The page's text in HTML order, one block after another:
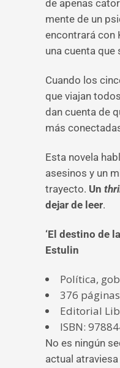
de apenas
mente de un
encontrará con
una cuenta que
Cuando los
que viajan
dan cuenta de
más
Esta novela
asesinos y un
trayecto. Un
dejar de leer.
‘El destino de
Estulin
Política,
376
Editorial
ISBN:
No es ningún
actual